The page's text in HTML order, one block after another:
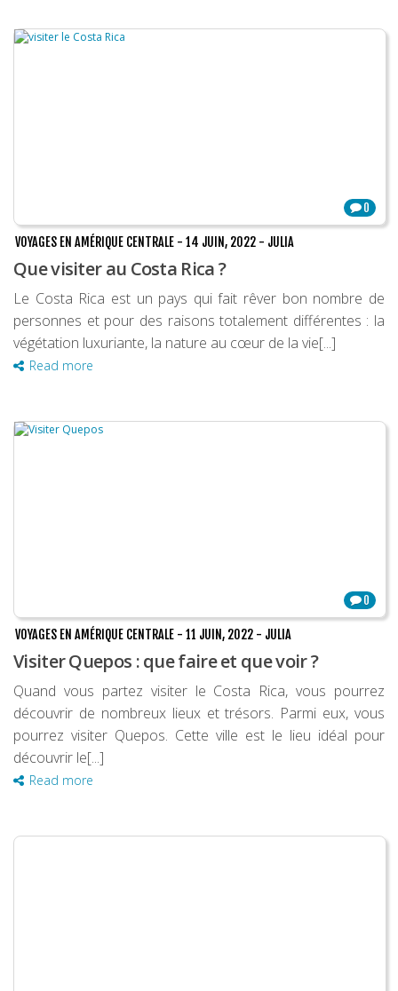
0
VOYAGES EN AMÉRIQUE CENTRALE - 14 JUIN, 2022 - JULIA
Que visiter au Costa Rica ?
Le Costa Rica est un pays qui fait rêver bon nombre de
personnes et pour des raisons totalement différentes : la
végétation luxuriante, la nature au cœur de la vie[...]
Read more
0
VOYAGES EN AMÉRIQUE CENTRALE - 11 JUIN, 2022 - JULIA
Visiter Quepos : que faire et que voir ?
Quand vous partez visiter le Costa Rica, vous pourrez
découvrir de nombreux lieux et trésors. Parmi eux, vous
pourrez visiter Quepos. Cette ville est le lieu idéal pour
découvrir le[...]
Read more